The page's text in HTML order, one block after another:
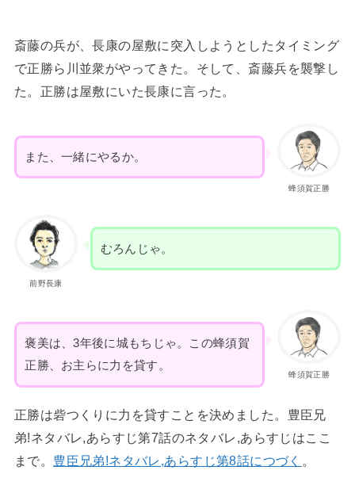
斎藤の兵が、長康の屋敷に突入しようとしたタイミング
で正勝ら川並衆がやってきた。そして、斎藤兵を襲撃し
た。正勝は屋敷にいた長康に言った。
蜂須賀正勝
また、一緒にやるか。
前野長康
むろんじゃ。
蜂須賀正勝
褒美は、3年後に城もちじゃ。この蜂須賀
正勝、お主らに力を貸す。
正勝は砦つくりに力を貸すことを決めました。豊臣兄
弟!ネタバレ,あらすじ第7話のネタバレ,あらすじはここ
まで。 豊臣兄弟!ネタバレ,あらすじ第8話につづく 。